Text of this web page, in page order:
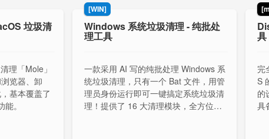
垃圾清
理「Mole」
览器、卸
基本覆盖了
。
[WIN]
Windows 系统垃圾清理 - 纯批处
理工具
一款采用 AI 写的纯批处理 Windows 系
统垃圾清理，只有一个 Bat 文件，用管
理员身份运行即可一键搞定系统垃圾清
理！提供了 16 大清理模块，全方位无
具
完
S
的
具